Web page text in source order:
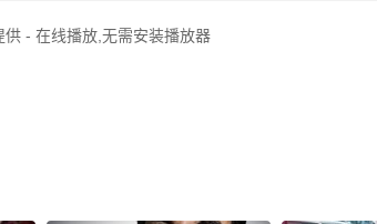
供 - 在线播放,无需安装播放器